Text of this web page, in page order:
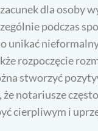
dla osoby
podczas
unikać
rozpoczęcie
stworzyć
że notariusze
cierpliwym i